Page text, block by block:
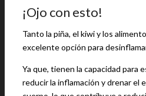
¡Ojo con esto!
Tanto la piña, el kiwi y los
excelente opción para
Ya que, tienen la capacidad para
reducir la inflamación y drenar el